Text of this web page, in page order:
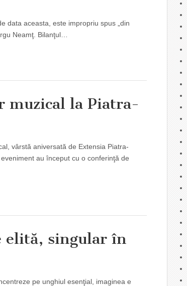
data aceasta, este impropriu spus „din
Neamţ. Bilanţul…
muzical la Piatra-
vârstă aniversată de Extensia Piatra-
au început cu o conferinţă de
elită, singular în
pe unghiul esenţial, imaginea e